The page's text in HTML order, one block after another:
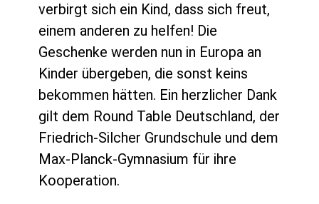
verbirgt sich ein Kind, dass sich freut,
einem anderen zu helfen! Die
Geschenke werden nun in Europa an
Kinder übergeben, die sonst keins
bekommen hätten. Ein herzlicher Dank
gilt dem Round Table Deutschland, der
Friedrich-Silcher Grundschule und dem
Max-Planck-Gymnasium für ihre
Kooperation.